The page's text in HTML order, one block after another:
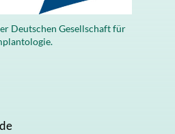
Deutschen Gesellschaft für